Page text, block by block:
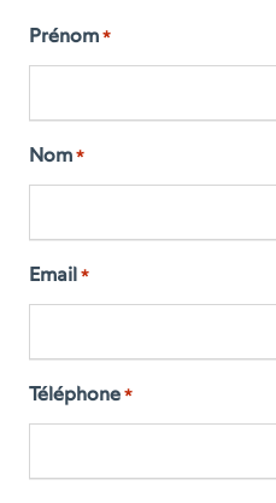
Prénom *
Nom *
Email *
Téléphone *